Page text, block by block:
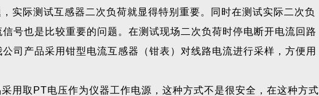
实际测试互感器二次负荷就显得特别重要。同时在测试实际二次负
号也是比较重要的问题。在测试现场二次负荷时停电断开电流回路
司产品采用钳型电流互感器（钳表）对线路电流进行采样，方便用
用取 PT电压作为仪器工作电源，这种方式不是很安全，在这种方式